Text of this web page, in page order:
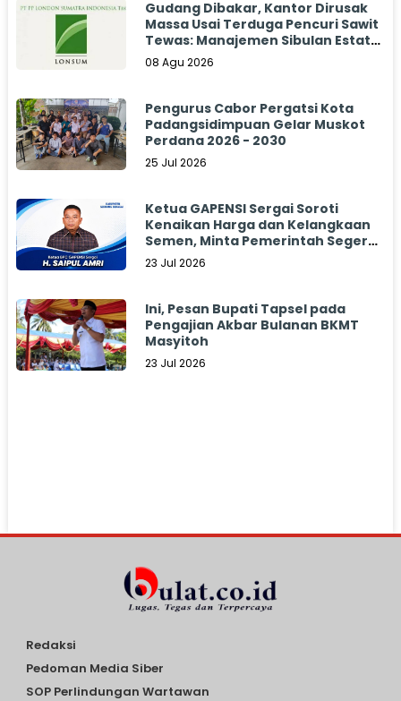
Gudang Dibakar, Kantor Dirusak
Massa Usai Terduga Pencuri Sawit
Tewas: Manajemen Sibulan Estate
Bungkam
08 Agu 2026
Pengurus Cabor Pergatsi Kota
Padangsidimpuan Gelar Muskot
Perdana 2026 - 2030
25 Jul 2026
Ketua GAPENSI Sergai Soroti
Kenaikan Harga dan Kelangkaan
Semen, Minta Pemerintah Segera
Bertindak
23 Jul 2026
Ini, Pesan Bupati Tapsel pada
Pengajian Akbar Bulanan BKMT
Masyitoh
23 Jul 2026
Redaksi
Pedoman Media Siber
SOP Perlindungan Wartawan